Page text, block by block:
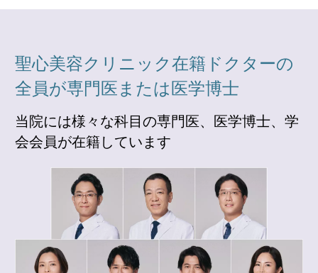
聖心美容クリニック在籍ドクターの
全員が専門医または医学博士
当院には様々な科目の専門医、医学博士、学
会会員が在籍しています